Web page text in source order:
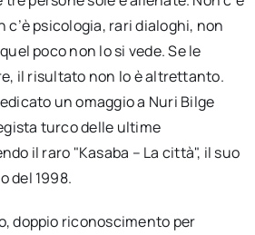
psicologia, rari dialoghi, non
poco non lo si vede. Se le
il risultato non lo è altrettanto.
un omaggio a Nuri Bilge
turco delle ultime
il raro "Kasaba – La città", il suo
del 1998.
doppio riconoscimento per